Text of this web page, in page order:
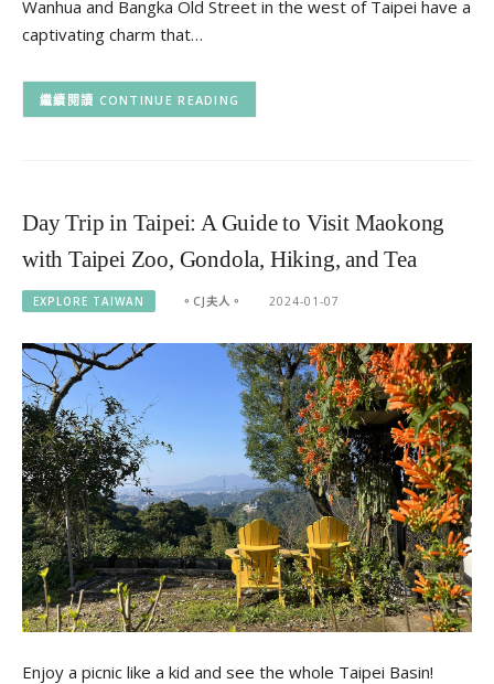
Wanhua and Bangka Old Street in the west of Taipei have a
captivating charm that…
CONTINUE READING
Day Trip in Taipei: A Guide to Visit Maokong
with Taipei Zoo, Gondola, Hiking, and Tea
EXPLORE TAIWAN 。CJ夫人。 2024-01-07
Enjoy a picnic like a kid and see the whole Taipei Basin!